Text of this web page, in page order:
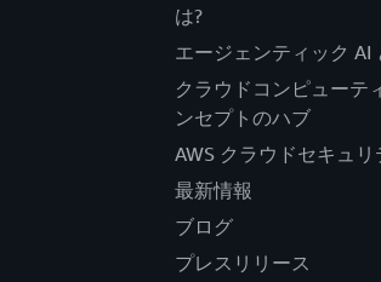
は?
エージェンティック AI
クラウドコンピューテ
ンセプトのハブ
AWS クラウドセキュリ
最新情報
ブログ
プレスリリース